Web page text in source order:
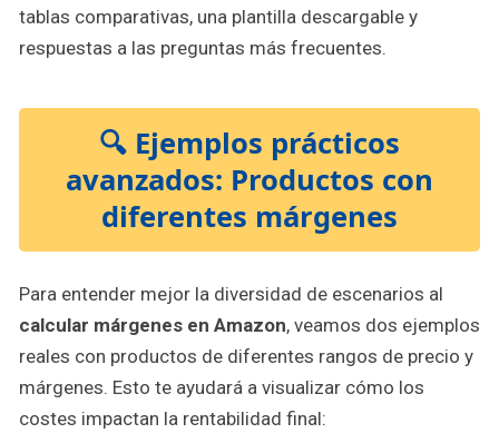
tablas comparativas, una plantilla descargable y
respuestas a las preguntas más frecuentes.
🔍 Ejemplos prácticos
avanzados: Productos con
diferentes márgenes
Para entender mejor la diversidad de escenarios al
calcular márgenes en Amazon, veamos dos ejemplos
reales con productos de diferentes rangos de precio y
márgenes. Esto te ayudará a visualizar cómo los
costes impactan la rentabilidad final: